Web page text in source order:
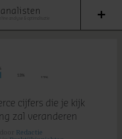
cijfers die je kijk
zal veranderen
Redactie